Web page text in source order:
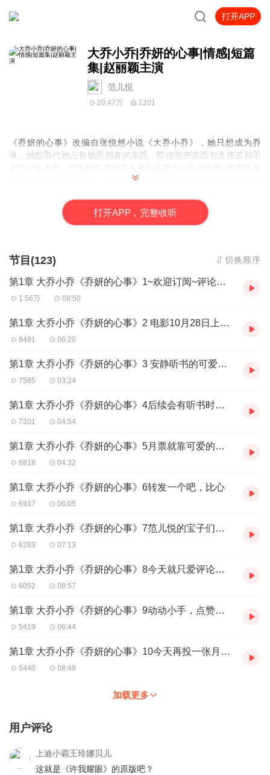
打开APP
大乔小乔|乔妍的心事|情感|短篇
集|赵丽颖主演
范儿悦
20.47万 1201
《乔妍的心事》 改编自张悦然小说《大乔小乔》，她只想成为乔
琳，她想取代她占有她所拥有的东西，即便那些东西包含痛苦和不
乔琳~她无数次这样想……小时候她和乔琳站在河边一样的太阳照着
乔琳，她可以向右挪两步，走到阳光底下……
打开APP，完整收听
节目(123) 切换顺序
第1章 大乔小乔《乔妍的心事》1~欢迎订阅~评论区等你
1.56万 08:50
第1章 大乔小乔《乔妍的心事》2 电影10月28日上架架
8491 06:20
第1章 大乔小乔《乔妍的心事》3 安静听书的可爱的你，投张月票吧
7585 03:24
第1章 大乔小乔《乔妍的心事》4后续会有听书时长活动哦
7201 04:54
第1章 大乔小乔《乔妍的心事》5月票就靠可爱的你喽
6818 04:32
第1章 大乔小乔《乔妍的心事》6转发一个吧，比心
6917 06:05
第1章 大乔小乔《乔妍的心事》7范儿悦的宝子们，月票投起来
6283 07:13
第1章 大乔小乔《乔妍的心事》8今天就只爱评论的你
6052 08:57
第1章 大乔小乔《乔妍的心事》9动动小手，点赞一下
5419 06:44
第1章 大乔小乔《乔妍的心事》10今天再投一张月票吧
5440 08:49
加载更多
用户评论
上迪小霸王玲娜贝儿
这就是《许我耀眼》的原版吧？